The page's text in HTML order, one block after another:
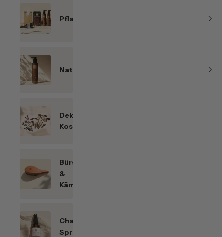
Pflanzenhaarfarben
Naturkosmetik
Dekorative
Kosmetik
Bürsten
&
Kämme
Chakren-
Sprays